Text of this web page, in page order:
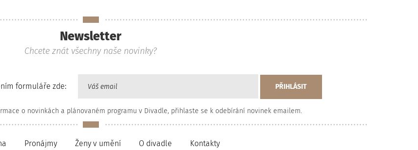
Newsletter
Chcete znát všechny naše novinky?
formuláře zde:
o novinkách a plánovaném programu v Divadle, přihlaste se k odebírání novinek emailem.
Pronájmy Ženy v umění O divadle Kontakty